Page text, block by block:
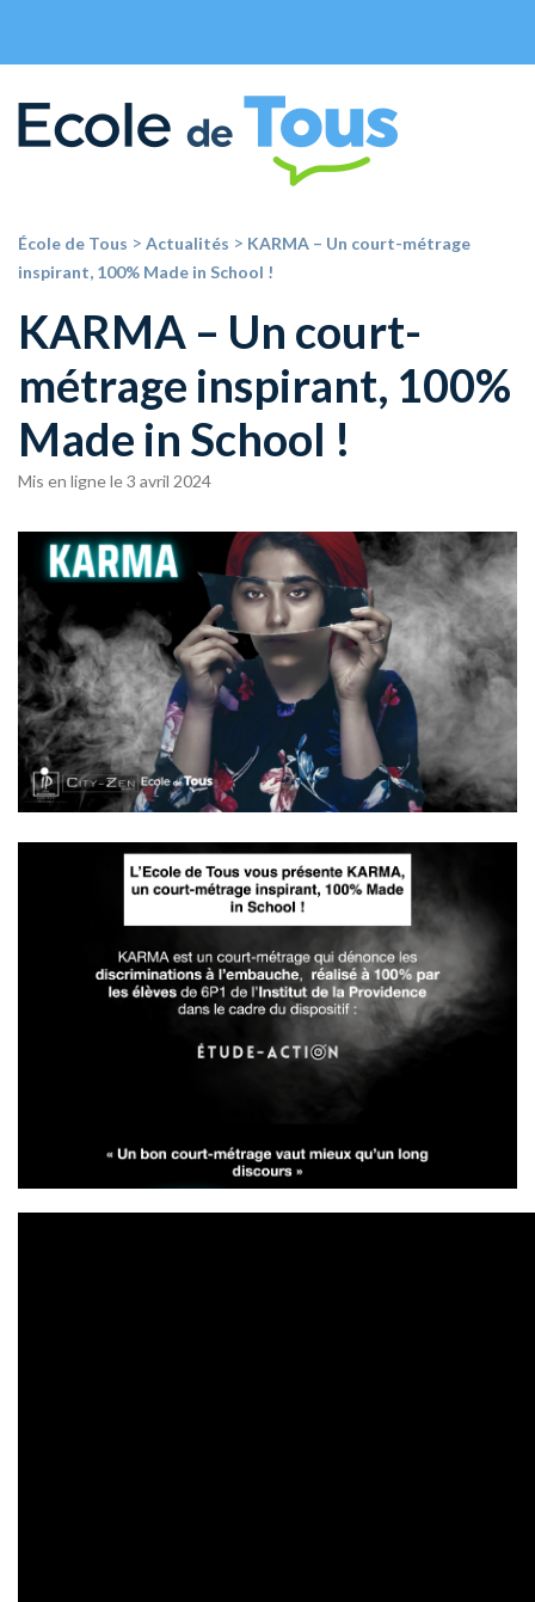
École de Tous > Actualités > KARMA – Un court-métrage
inspirant, 100% Made in School !
KARMA – Un court-
métrage inspirant, 100%
Made in School !
Mis en ligne le 3 avril 2024